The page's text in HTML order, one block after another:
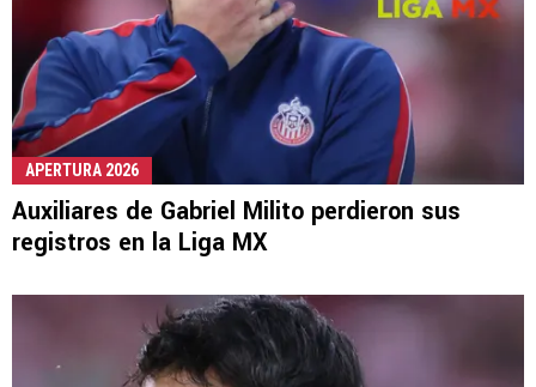
APERTURA 2026
Auxiliares de Gabriel Milito perdieron sus
registros en la Liga MX